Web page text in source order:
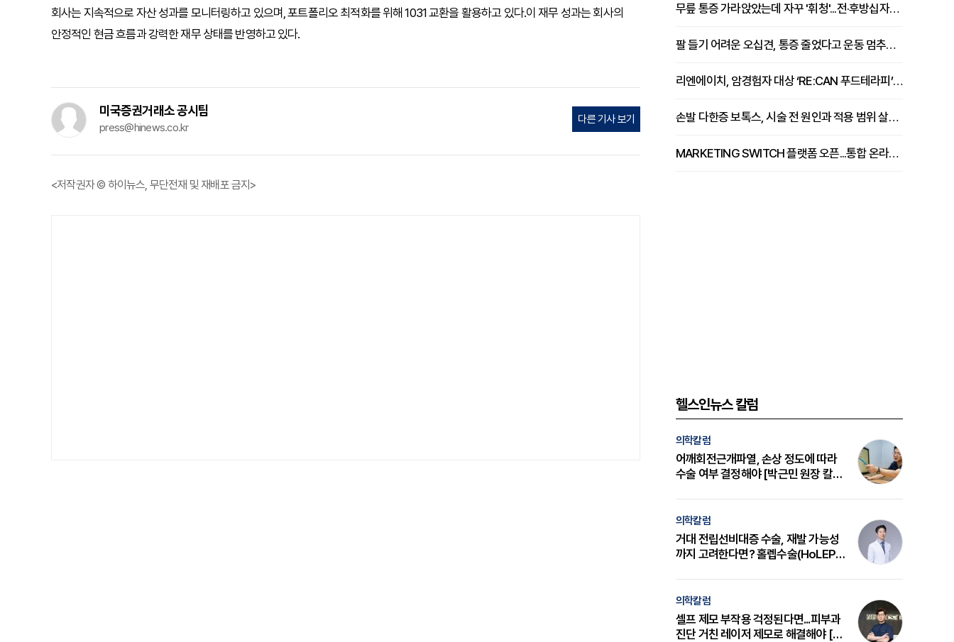
회사는 지속적으로 자산 성과를 모니터링하고 있으며, 포트폴리오 최적화를 위해 1031 교환을 활용하고 있다.이 재무 성과는 회사의
안정적인 현금 흐름과 강력한 재무 상태를 반영하고 있다.
미국증권거래소 공시팀
press@hinews.co.kr
다른 기사 보기
<저작권자 © 하이뉴스, 무단전재 및 재배포 금지>
무릎 통증 가라앉았는데 자꾸 '휘청'...전·후방십자인대 파열 확인해야 [곽우경 원장 칼럼]
팔 들기 어려운 오십견, 통증 줄었다고 운동 멈추면 안 되는 이유 [이병욱 원장 칼럼]
리엔에이치, 암경험자 대상 ‘RE:CAN 푸드테라피’ 운영
손발 다한증 보톡스, 시술 전 원인과 적용 범위 살펴야 [강윤일 원장 칼럼]
MARKETING SWITCH 플랫폼 오픈...통합 온라인 마케팅 서비스 확대
헬스인뉴스 칼럼
의학칼럼
어깨회전근개파열, 손상 정도에 따라
수술 여부 결정해야 [박근민 원장 칼
의학칼럼
거대 전립선비대증 수술, 재발 가능성
까지 고려한다면? 홀렙수술(HoLEP)
의학칼럼
셀프 제모 부작용 걱정된다면...피부과
진단 거친 레이저 제모로 해결해야 [변